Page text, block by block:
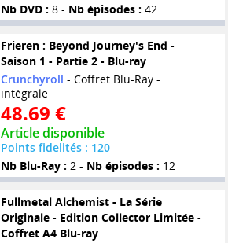
Nb DVD : 8 - Nb épisodes : 42
Frieren : Beyond Journey's End -
Saison 1 - Partie 2 - Blu-ray
Crunchyroll - Coffret Blu-Ray -
intégrale
48.69 €
Article disponible
Points fidelités : 120
Nb Blu-Ray : 2 - Nb épisodes : 12
Fullmetal Alchemist - La Série
Originale - Edition Collector Limitée -
Coffret A4 Blu-ray